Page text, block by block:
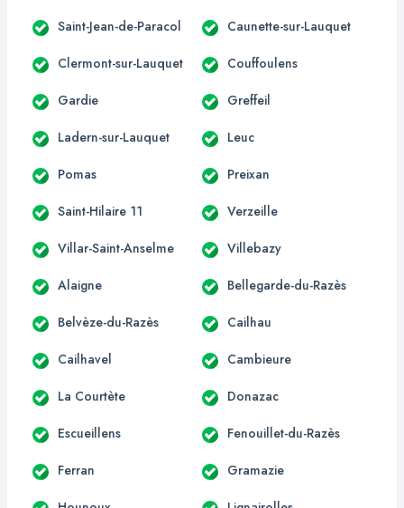
Saint-Jean-de-Paracol Caunette-sur-Lauquet
Clermont-sur-Lauquet Couffoulens
Gardie Greffeil
Ladern-sur-Lauquet Leuc
Pomas Preixan
Saint-Hilaire 11 Verzeille
Villar-Saint-Anselme Villebazy
Alaigne Bellegarde-du-Razès
Belvèze-du-Razès Cailhau
Cailhavel Cambieure
La Courtète Donazac
Escueillens Fenouillet-du-Razès
Ferran Gramazie